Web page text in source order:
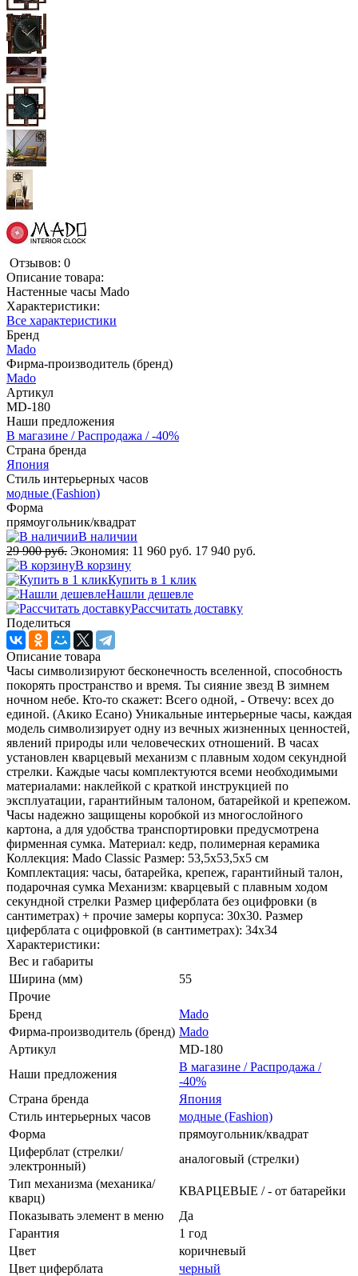
Отзывов: 0
Описание товара:
Настенные часы Mado
Характеристики:
Все характеристики
Бренд
Mado
Фирма-производитель (бренд)
Mado
Артикул
MD-180
Наши предложения
В магазине / Распродажа / -40%
Страна бренда
Япония
Стиль интерьерных часов
модные (Fashion)
Форма
прямоугольник/квадрат
В наличии
29 900 руб. Экономия: 11 960 руб. 17 940 руб.
В корзину
Купить в 1 клик
Нашли дешевле
Рассчитать доставку
Поделиться
Описание товара
Часы символизируют бесконечность вселенной, способность
покорять пространство и время. Ты сияние звезд В зимнем
ночном небе. Кто-то скажет: Всего одной, - Отвечу: всех до
единой. (Акико Есано) Уникальные интерьерные часы, каждая
модель символизирует одну из вечных жизненных ценностей,
явлений природы или человеческих отношений. В часах
установлен кварцевый механизм с плавным ходом секундной
стрелки. Каждые часы комплектуются всеми необходимыми
материалами: наклейкой с краткой инструкцией по
эксплуатации, гарантийным талоном, батарейкой и крепежом.
Часы надежно защищены коробкой из многослойного
картона, а для удобства транспортировки предусмотрена
фирменная сумка. Материал: кедр, полимерная керамика
Коллекция: Mado Classic Размер: 53,5х53,5х5 см
Комплектация: часы, батарейка, крепеж, гарантийный талон,
подарочная сумка Механизм: кварцевый с плавным ходом
секундной стрелки Размер циферблата без оцифровки (в
сантиметрах) + прочие замеры корпуса: 30х30. Размер
циферблата с оцифровкой (в сантиметрах): 34х34
Характеристики:
Вес и габариты
Ширина (мм)
55
Прочие
Бренд
Mado
Фирма-производитель (бренд) Mado
Артикул
MD-180
Наши предложения
В магазине / Распродажа /
-40%
Страна бренда
Япония
Стиль интерьерных часов
модные (Fashion)
Форма
прямоугольник/квадрат
Циферблат (стрелки/
электронный)
аналоговый (стрелки)
Тип механизма (механика/
кварц)
КВАРЦЕВЫЕ / - от батарейки
Показывать элемент в меню
Да
Гарантия
1 год
Цвет
коричневый
Цвет циферблата
черный